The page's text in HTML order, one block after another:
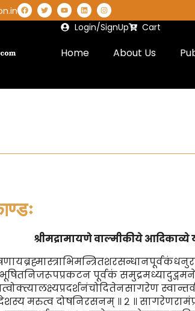
Login/SignUp
Cart
Home About Us
श्रीमद्रामायणे वाल्मीकीये आदिकाव्ये
पूर्वकं
मरुत्व दोषनिरसनम् ॥ २ ॥